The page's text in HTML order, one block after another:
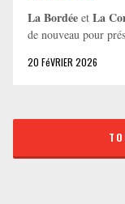
La Bordée et La
de nouveau pour
20 FéVRIER 2026